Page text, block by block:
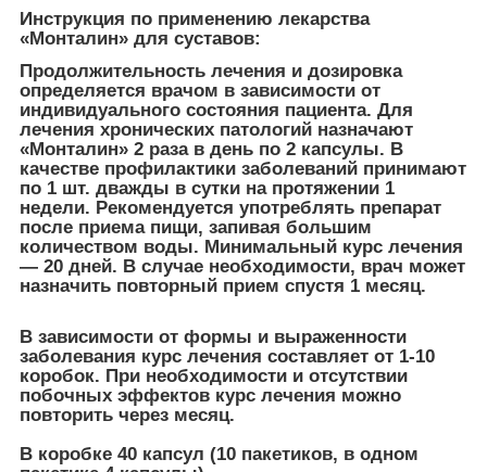
Инструкция по применению лекарства
«Монталин» для суставов:
Продолжительность лечения и дозировка
определяется врачом в зависимости от
индивидуального состояния пациента. Для
лечения хронических патологий назначают
«Монталин» 2 раза в день по 2 капсулы. В
качестве профилактики заболеваний принимают
по 1 шт. дважды в сутки на протяжении 1
недели. Рекомендуется употреблять препарат
после приема пищи, запивая большим
количеством воды. Минимальный курс лечения
— 20 дней. В случае необходимости, врач может
назначить повторный прием спустя 1 месяц.
В зависимости от формы и выраженности
заболевания курс лечения составляет от 1-10
коробок. При необходимости и отсутствии
побочных эффектов курс лечения можно
повторить через месяц.
В коробке 40 капсул (10 пакетиков, в одном